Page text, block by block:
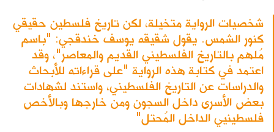
شخصيات الرواية متخيلة، لكن تاريخ فلسطين حقيقي
كنور الشمس. يقول شقيقه يوسف خندقجي: "باسم
مُلهم بالتاريخ الفلسطيني القديم والمعاصر"، وقد
اعتمد في كتابة هذه الرواية "على قراءاته للأبحاث
والدراسات عن التاريخ الفلسطيني، واستند لشهادات
بعض الأسرى داخل السجون ومن خارجها وبالأخص
فلسطينيي الداخل المُحتل"